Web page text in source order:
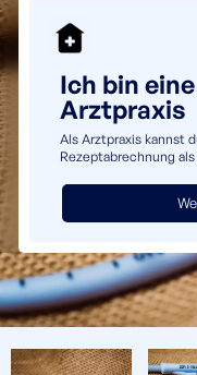
Ich bin eine
Arztpraxis
Als Arztpraxis kannst
Rezeptabrechnung